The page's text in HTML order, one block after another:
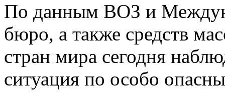
По данным ВОЗ и
бюро, а также средств
стран мира сегодня
ситуация по особо